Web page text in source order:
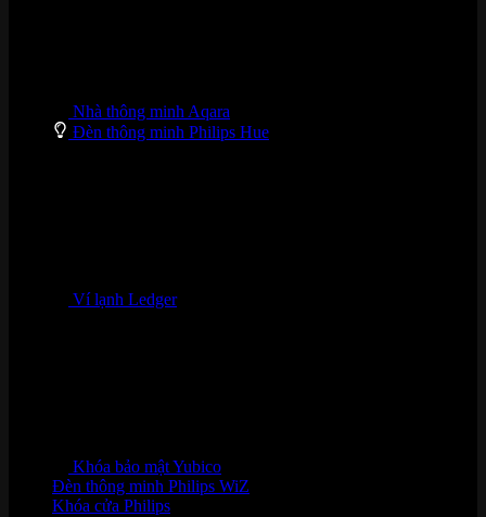
Nhà thông minh Aqara
Đèn thông minh Philips Hue
Ví lạnh Ledger
Khóa bảo mật Yubico
Đèn thông minh Philips WiZ
Khóa cửa Philips